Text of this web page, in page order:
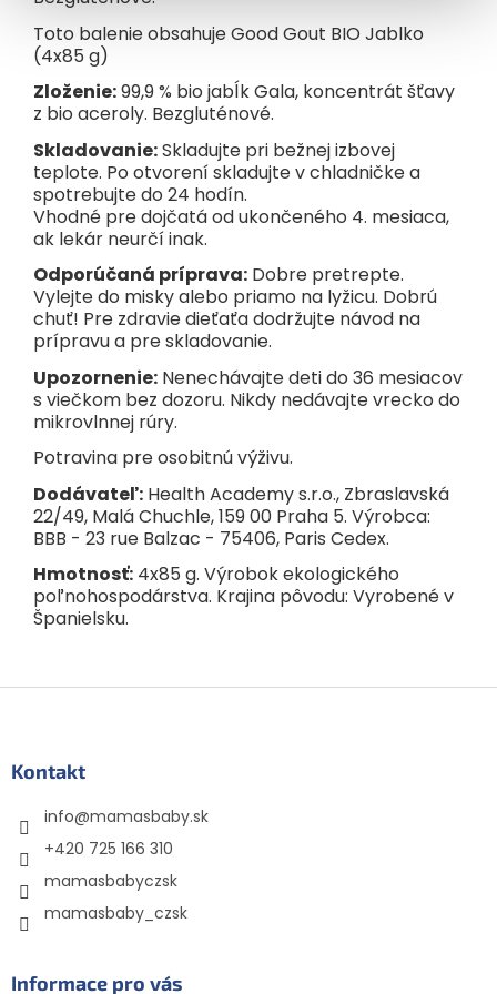
Toto balenie obsahuje Good Gout BIO Jablko
(4x85 g)
Zloženie:99,9 % bio jabĺk Gala, koncentrát šťavy
z bio aceroly. Bezgluténové.
Skladovanie:Skladujte pri bežnej izbovej
teplote. Po otvorení skladujte v chladničke a
spotrebujte do 24 hodín.
Vhodné pre dojčatá od ukončeného 4. mesiaca,
ak lekár neurčí inak.
Odporúčaná príprava: Dobre pretrepte.
Vylejte do misky alebo priamo na lyžicu. Dobrú
chuť! Pre zdravie dieťaťa dodržujte návod na
prípravu a pre skladovanie.
Upozornenie: Nenechávajte deti do 36 mesiacov
s viečkom bez dozoru. Nikdy nedávajte vrecko do
mikrovlnnej rúry.
Potravina pre osobitnú výživu.
Dodávateľ: Health Academy s.r.o., Zbraslavská
22/49, Malá Chuchle, 159 00 Praha 5. Výrobca:
BBB - 23 rue Balzac - 75406, Paris Cedex.
Hmotnosť: 4x85 g. Výrobok ekologického
poľnohospodárstva. Krajina pôvodu: Vyrobené v
Španielsku.
Kontakt
info@mamasbaby.sk
+420 725 166 310
mamasbabyczsk
mamasbaby_czsk
Informace pro vás